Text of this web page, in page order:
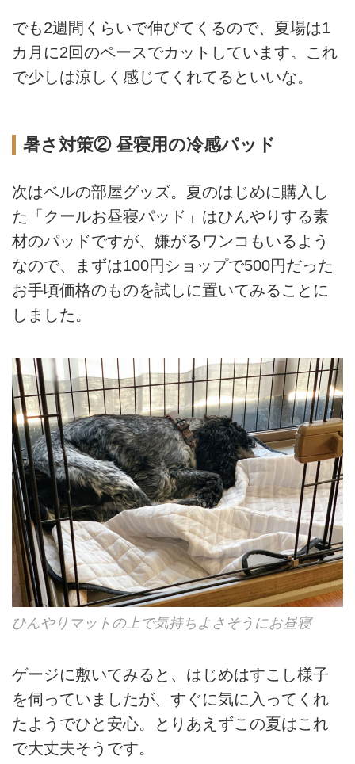
でも2週間くらいで伸びてくるので、夏場は1
カ月に2回のペースでカットしています。これ
で少しは涼しく感じてくれてるといいな。
暑さ対策② 昼寝用の冷感パッド
次はベルの部屋グッズ。夏のはじめに購入し
た「クールお昼寝パッド」はひんやりする素
材のパッドですが、嫌がるワンコもいるよう
なので、まずは100円ショップで500円だった
お手頃価格のものを試しに置いてみることに
しました。
ひんやりマットの上で気持ちよさそうにお昼寝
ゲージに敷いてみると、はじめはすこし様子
を伺っていましたが、すぐに気に入ってくれ
たようでひと安心。とりあえずこの夏はこれ
で大丈夫そうです。